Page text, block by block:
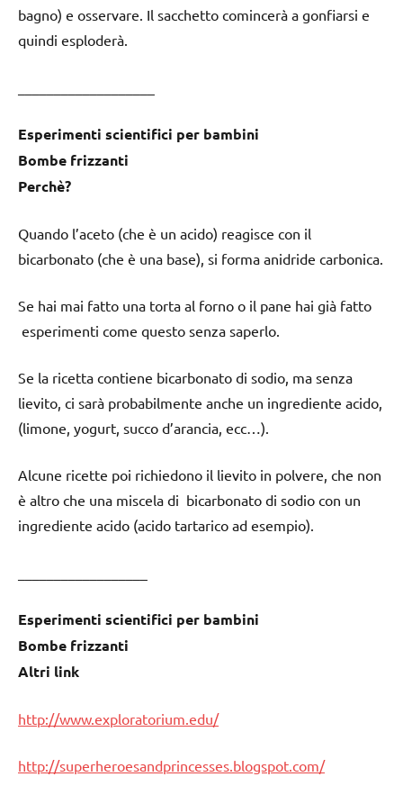
bagno) e osservare. Il sacchetto comincerà a gonfiarsi e
quindi esploderà.
Esperimenti scientifici per bambini
Bombe frizzanti
Perchè?
Quando l’aceto (che è un acido) reagisce con il
bicarbonato (che è una base), si forma anidride carbonica.
Se hai mai fatto una torta al forno o il pane hai già fatto
esperimenti come questo senza saperlo.
Se la ricetta contiene bicarbonato di sodio, ma senza
lievito, ci sarà probabilmente anche un ingrediente acido,
(limone, yogurt, succo d’arancia, ecc…).
Alcune ricette poi richiedono il lievito in polvere, che non
è altro che una miscela di bicarbonato di sodio con un
ingrediente acido (acido tartarico ad esempio).
Esperimenti scientifici per bambini
Bombe frizzanti
Altri link
http://www.exploratorium.edu/
http://superheroesandprincesses.blogspot.com/